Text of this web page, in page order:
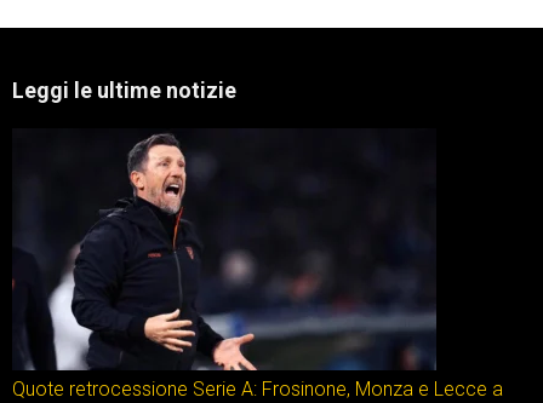
Leggi le ultime notizie
Quote retrocessione Serie A: Frosinone, Monza e Lecce a